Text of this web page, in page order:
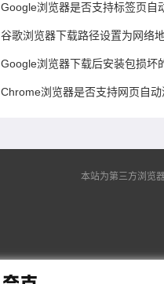
Google浏览器是否支持标签页自
谷歌浏览器下载路径设置为网络
Google浏览器下载后安装包损坏
Chrome浏览器是否支持网页自动
本站为第三方浏览